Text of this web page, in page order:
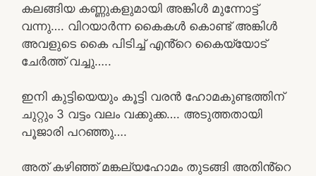
കലങ്ങിയ കണ്ണുകളുമായി അങ്കിൾ മുന്നോട്ട്
വന്നു…. വിറയാർന്ന കൈകൾ കൊണ്ട് അങ്കിൾ
അവളുടെ കൈ പിടിച്ച് എൻ്റെ കൈയ്യോട്
ചേർത്ത് വച്ചു…..
ഇനി കുട്ടിയെയും കൂട്ടി വരൻ ഹോമകുണ്ടത്തിന്
ചുറ്റും 3 വട്ടം വലം വക്കുക്ക…. അടുത്തതായി
പൂജാരി പറഞ്ഞു….
അത് കഴിഞ്ഞ് മങ്കല്യഹോമം തുടങ്ങി അതിൻ്റെ